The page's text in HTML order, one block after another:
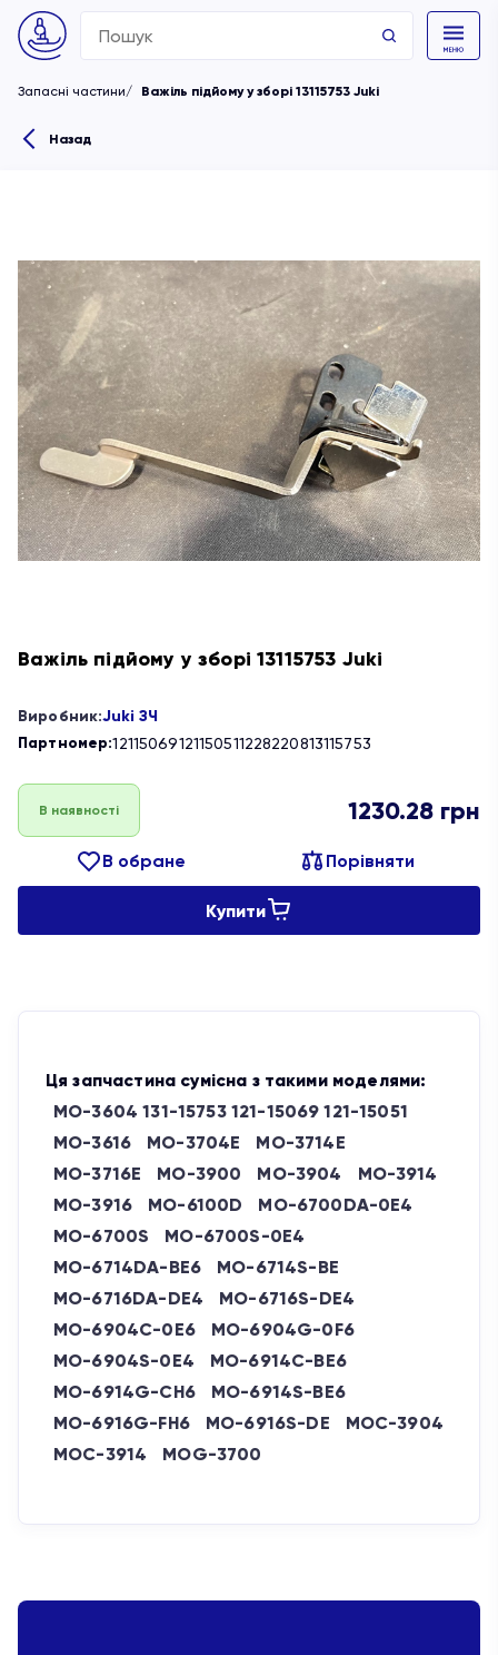
Search
for:
Запасні частини Важіль підйому у зборі 13115753 Juki
Назад
Важіль підйому у зборі 13115753 Juki
Виробник:Juki ЗЧ
Партномер:12115069121150511228220813115753
В наявності 1230.28 грн
В обране Порівняти
Купити
Ця запчастина сумісна з такими моделями:
MO-3604 131-15753 121-15069 121-15051
MO-3616
MO-3704E
MO-3714E
MO-3716E
MO-3900 MO-3904
MO-3914
MO-3916
MO-6100D
MO-6700DA-0E4
MO-6700S
MO-6700S-0E4
MO-6714DA-BE6
MO-6714S-BE
MO-6716DA-DE4
MO-6716S-DE4
MO-6904C-0E6
MO-6904G-0F6
MO-6904S-0E4
MO-6914C-BE6
MO-6914G-CH6
MO-6914S-BE6
MO-6916G-FH6
MO-6916S-DE
MOC-3904
MOC-3914
MOG-3700